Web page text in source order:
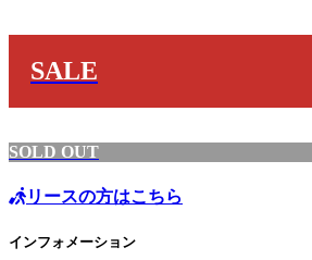
SALE
SOLD OUT
リースの方はこちら
インフォメーション